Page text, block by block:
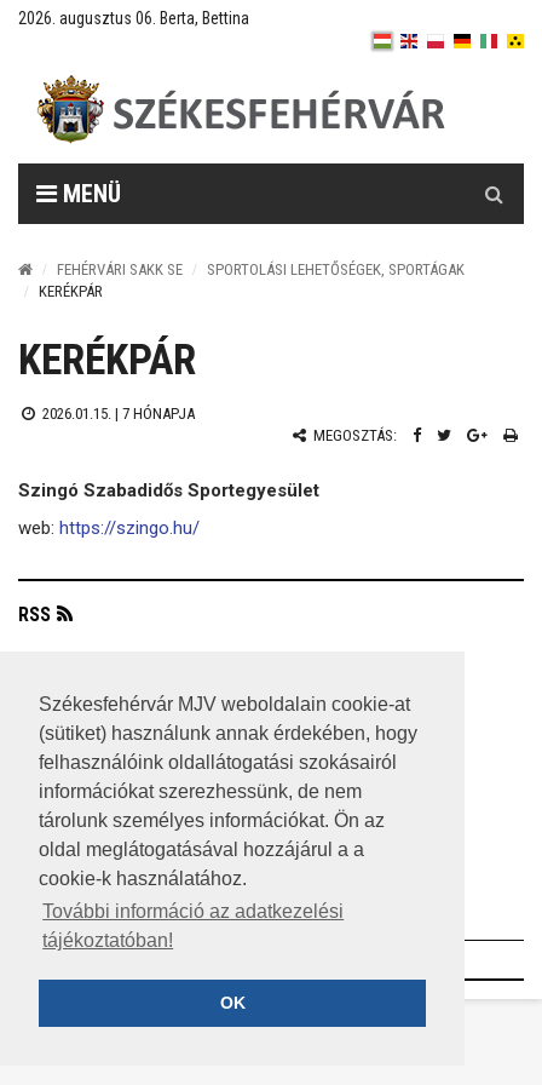
Székesfehérvár MJV weboldalain cookie-at
(sütiket) használunk annak érdekében, hogy
felhasználóink oldallátogatási szokásairól
információkat szerezhessünk, de nem
tárolunk személyes információkat. Ön az
oldal meglátogatásával hozzájárul a a
cookie-k használatához.
További információ az adatkezelési
tájékoztatóban!
OK
2026. augusztus 06. Berta, Bettina
MENÜ
FEHÉRVÁRI SAKK SE
SPORTOLÁSI LEHETŐSÉGEK, SPORTÁGAK
KERÉKPÁR
KERÉKPÁR
2026.01.15. | 7 HÓNAPJA
MEGOSZTÁS:
Szingó Szabadidős Sportegyesület
web: https://szingo.hu/
RSS
JOGI NYILATKOZAT
IMPRESSZUM
MÉDIAAJÁNLAT
KÖZÉRDEKŰ ADATOK
ADATVÉDELEM